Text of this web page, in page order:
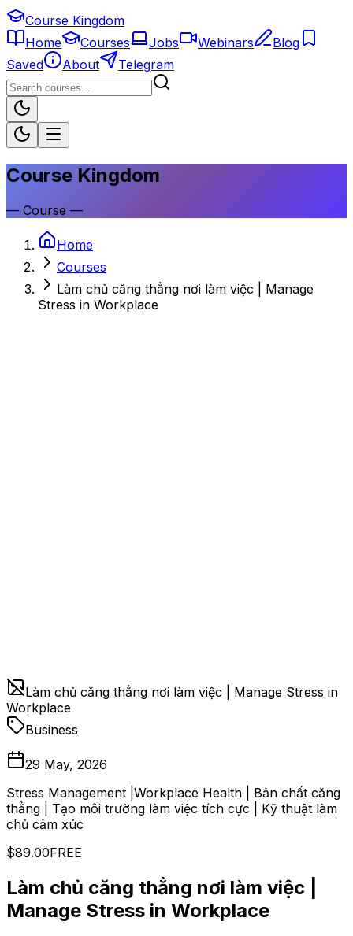
Course Kingdom
Home
Courses Jobs Webinars
Blog
Saved
About Telegram
Course Kingdom
— Course —
Home
Courses
Làm chủ căng thẳng nơi làm việc | Manage
Stress in Workplace
Làm chủ căng thẳng nơi làm việc | Manage Stress in
Workplace
Business
29 May, 2026
Stress Management |Workplace Health | Bản chất căng
thẳng | Tạo môi trường làm việc tích cực | Kỹ thuật làm
chủ cảm xúc
$89.00FREE
Làm chủ căng thẳng nơi làm việc |
Manage Stress in Workplace